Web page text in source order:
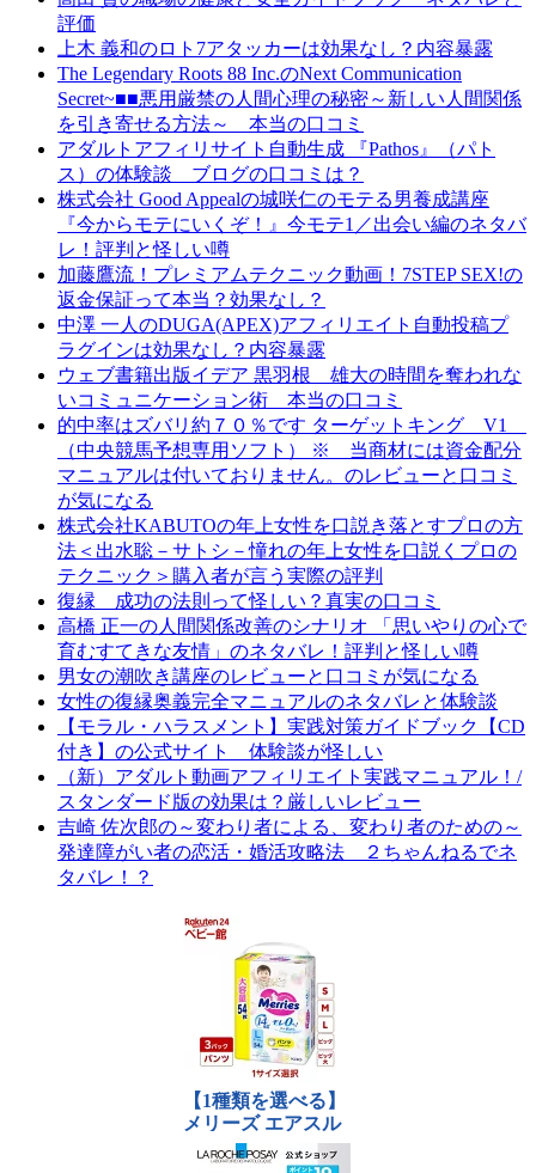
評価
上木 義和のロト7アタッカーは効果なし？内容暴露
The Legendary Roots 88 Inc.のNext Communication
Secret~■■悪用厳禁の人間心理の秘密～新しい人間関係
を引き寄せる方法～ 本当の口コミ
アダルトアフィリサイト自動生成 『Pathos』（パト
ス）の体験談 ブログの口コミは？
株式会社 Good Appealの城咲仁のモテる男養成講座
『今からモテにいくぞ！』今モテ1／出会い編のネタバ
レ！評判と怪しい噂
加藤鷹流！プレミアムテクニック動画！7STEP SEX!の
返金保証って本当？効果なし？
中澤 一人のDUGA(APEX)アフィリエイト自動投稿プ
ラグインは効果なし？内容暴露
ウェブ書籍出版イデア 黒羽根 雄大の時間を奪われな
いコミュニケーション術 本当の口コミ
的中率はズバリ約７０％です ターゲットキング V1
（中央競馬予想専用ソフト） ※ 当商材には資金配分
マニュアルは付いておりません。のレビューと口コミ
が気になる
株式会社KABUTOの年上女性を口説き落とすプロの方
法＜出水聡－サトシ－憧れの年上女性を口説くプロの
テクニック＞購入者が言う実際の評判
復縁 成功の法則って怪しい？真実の口コミ
高橋 正一の人間関係改善のシナリオ 「思いやりの心で
育むすてきな友情」のネタバレ！評判と怪しい噂
男女の潮吹き講座のレビューと口コミが気になる
女性の復縁奥義完全マニュアルのネタバレと体験談
【モラル・ハラスメント】実践対策ガイドブック【CD
付き】の公式サイト 体験談が怪しい
（新）アダルト動画アフィリエイト実践マニュアル！/
スタンダード版の効果は？厳しいレビュー
吉崎 佐次郎の～変わり者による、変わり者のための～
発達障がい者の恋活・婚活攻略法 ２ちゃんねるでネ
タバレ！？